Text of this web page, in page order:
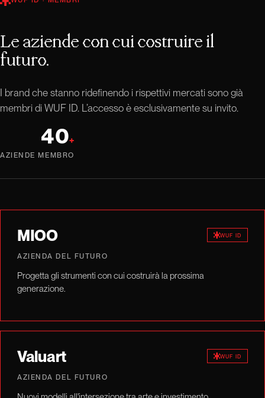
Le aziende con cui costruire il
futuro.
I brand che stanno ridefinendo i rispettivi mercati sono già
membri di WUF ID. L’accesso è esclusivamente su invito.
40+
AZIENDE MEMBRO
MIOO WUF ID
AZIENDA DEL FUTURO
Progetta gli strumenti con cui costruirà la prossima
generazione.
Valuart WUF ID
AZIENDA DEL FUTURO